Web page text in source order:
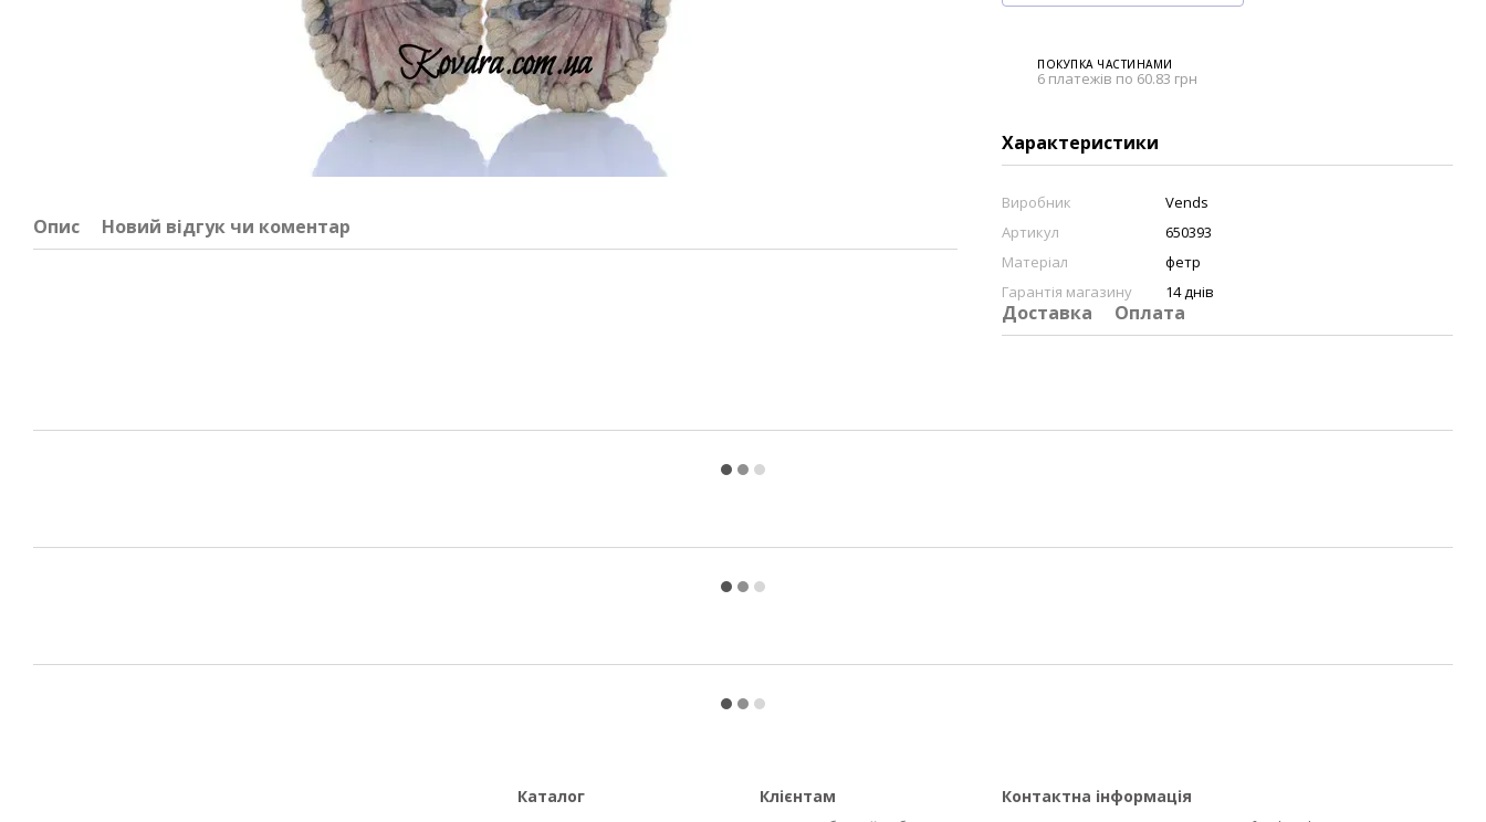
Опис Новий відгук чи коментар
ПОКУПКА ЧАСТИНАМИ
6 платежів по 60.83 грн
Характеристики
Виробник
Vends
Артикул
650393
Матеріал
фетр
Гарантія магазину
14 днів
Доставка Оплата
Каталог Клієнтам Контактна інформація